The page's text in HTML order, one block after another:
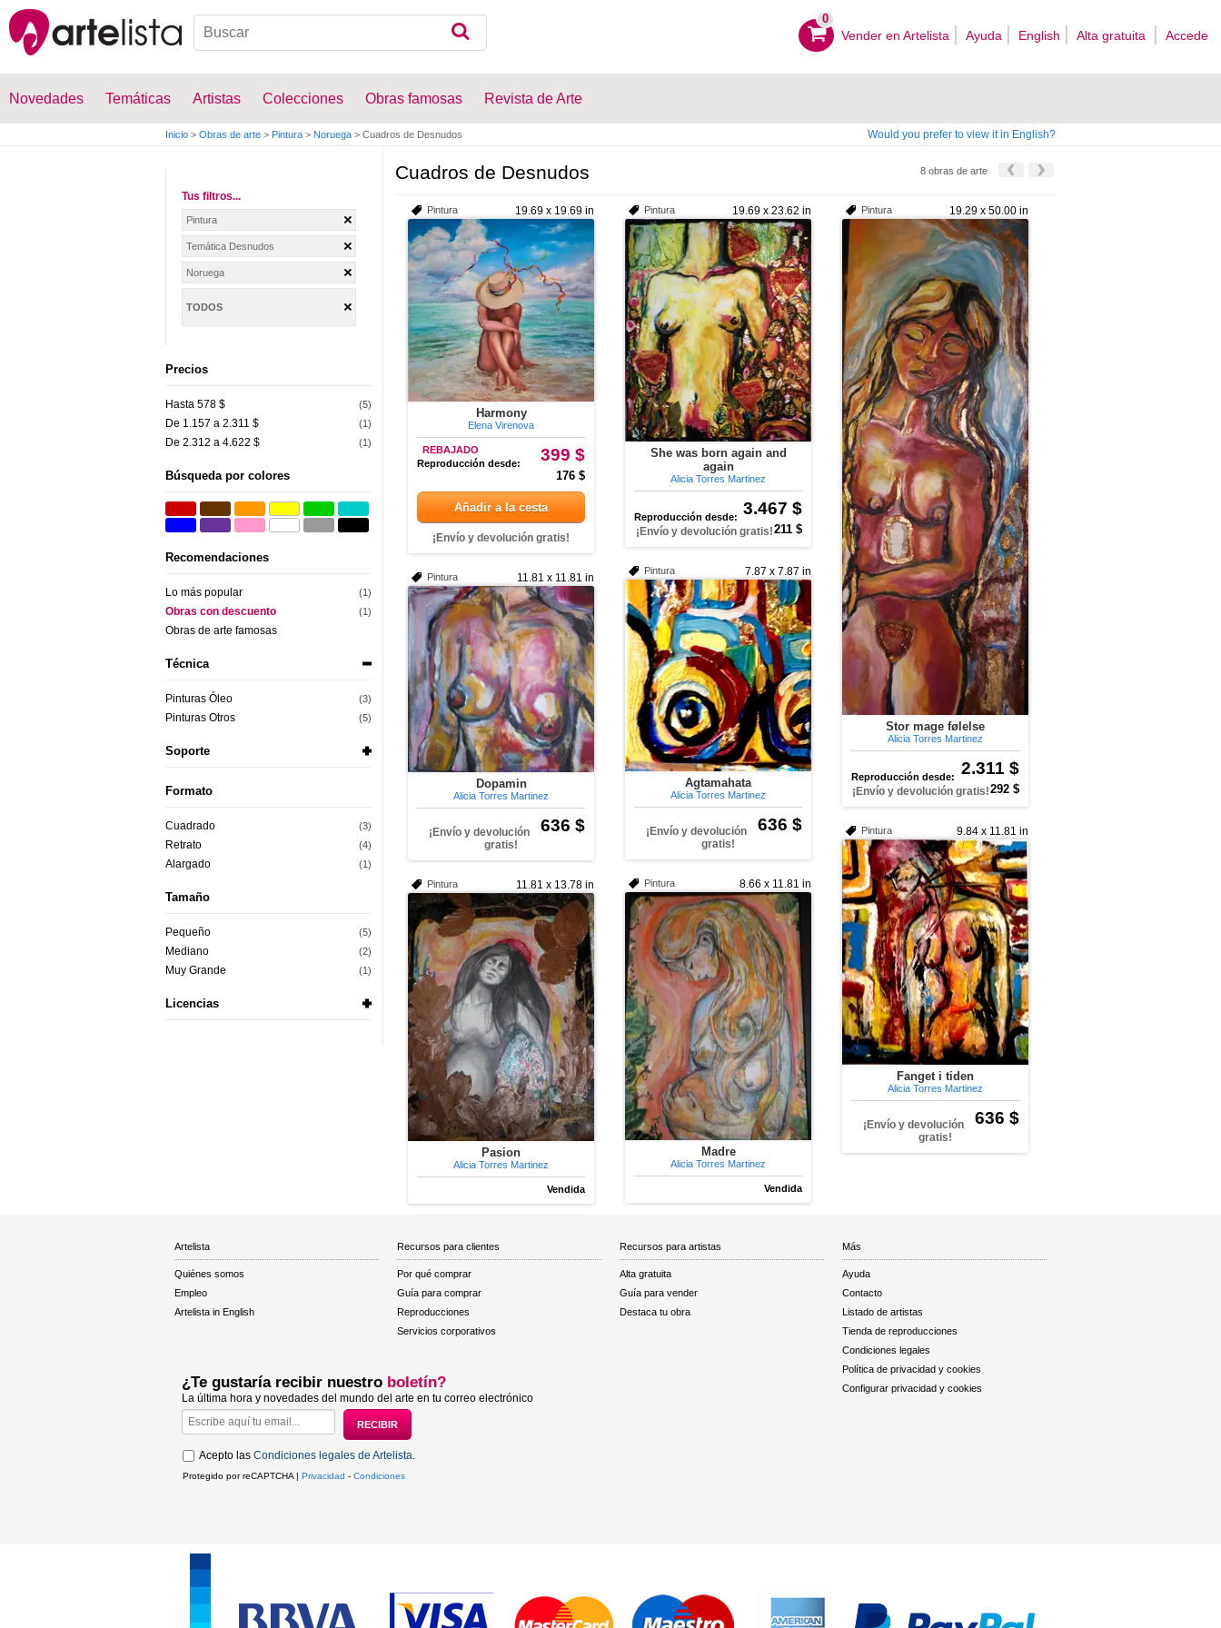
0
Vender en Artelista Ayuda English Alta gratuita Accede
Novedades Temáticas Artistas Colecciones Obras famosas Revista de Arte
Inicio > Obras de arte > Pintura > Noruega > Cuadros de Desnudos Would you prefer to view it in English?
Tus filtros...
Pintura
Temática Desnudos
Noruega
TODOS
Precios
Hasta 578 $ (5)
De 1.157 a 2.311 $ (1)
De 2.312 a 4.622 $ (1)
Búsqueda por colores
Recomendaciones
Lo más popular (1)
Obras con descuento (1)
Obras de arte famosas
Técnica
Pinturas Óleo (3)
Pinturas Otros (5)
Soporte
Formato
Cuadrado (3)
Retrato (4)
Alargado (1)
Tamaño
Pequeño (5)
Mediano (2)
Muy Grande (1)
Licencias
Cuadros de Desnudos 8 obras de arte
19.69 x 19.69 in
Pintura
Harmony
Elena Virenova
399 $
REBAJADO
Reproducción desde:
176 $
Añadir a la cesta
¡Envío y devolución gratis!
19.69 x 23.62 in
Pintura
She was born again and
again
Alicia Torres Martinez
3.467 $
Reproducción desde:
211 $
¡Envío y devolución gratis!
19.29 x 50.00 in
Pintura
Stor mage følelse
Alicia Torres Martinez
2.311 $
Reproducción desde:
292 $
¡Envío y devolución gratis!
7.87 x 7.87 in
Pintura
Agtamahata
Alicia Torres Martinez
636 $
¡Envío y devolución
gratis!
11.81 x 11.81 in
Pintura
Dopamin
Alicia Torres Martinez
636 $
¡Envío y devolución
gratis!
9.84 x 11.81 in
Pintura
Fanget i tiden
Alicia Torres Martinez
636 $
¡Envío y devolución
gratis!
8.66 x 11.81 in
Pintura
Madre
Alicia Torres Martinez
Vendida
11.81 x 13.78 in
Pintura
Pasion
Alicia Torres Martinez
Vendida
Artelista
Quiénes somos
Empleo
Artelista in English
Recursos para clientes
Por qué comprar
Guía para comprar
Reproducciones
Servicios corporativos
Recursos para artistas
Alta gratuita
Guía para vender
Destaca tu obra
Más
Ayuda
Contacto
Listado de artistas
Tienda de reproducciones
Condiciones legales
Política de privacidad y cookies
Configurar privacidad y cookies
¿Te gustaría recibir nuestro boletín?
La última hora y novedades del mundo del arte en tu correo electrónico
Acepto las Condiciones legales de Artelista.
Protegido por reCAPTCHA | Privacidad - Condiciones